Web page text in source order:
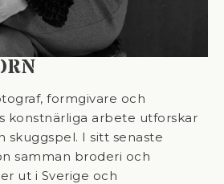
formgivare och
konstnärliga arbete utforskar
skuggspel. I sitt senaste
samman broderi och
ut i Sverige och